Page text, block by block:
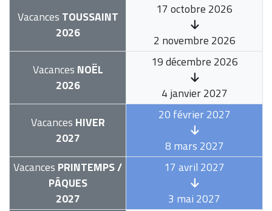
Vacances TOUSSAINT
2026
17 octobre 2026
2 novembre 2026
Vacances NOËL
2026
19 décembre 2026
4 janvier 2027
Vacances HIVER
2027
20 février 2027
8 mars 2027
Vacances PRINTEMPS /
PÂQUES
2027
17 avril 2027
3 mai 2027